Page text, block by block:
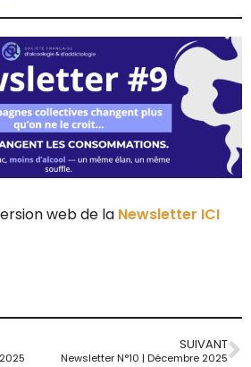
web de la Newsletter ICI
SUIVANT
Newsletter N°10 | Décembre 2025